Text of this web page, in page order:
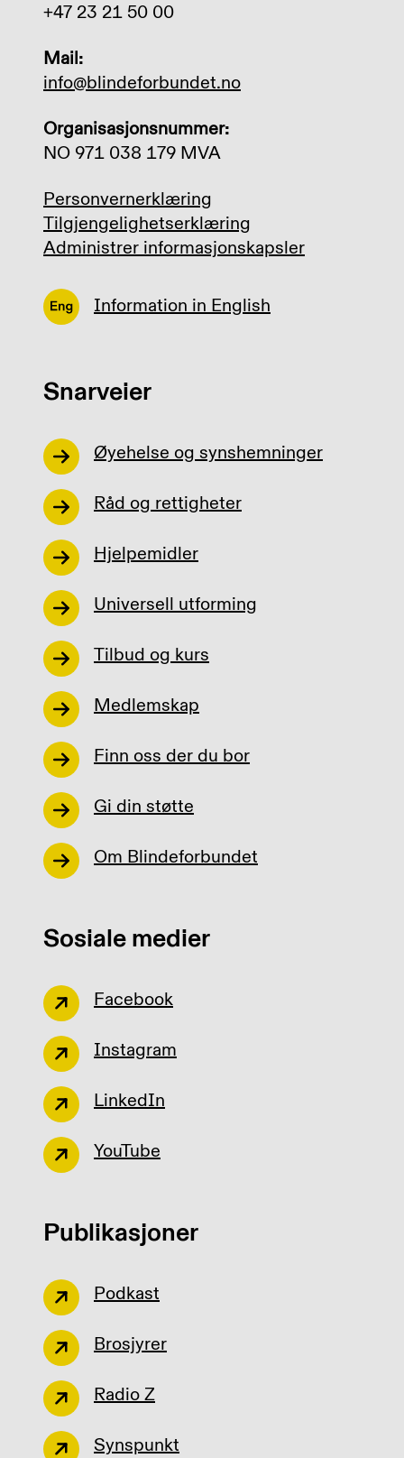
+47 23 21 50 00
Mail:
info@blindeforbundet.no
Organisasjonsnummer:
NO 971 038 179 MVA
Personvernerklæring
Tilgjengelighetserklæring
Administrer informasjonskapsler
Information in English
Snarveier
Øyehelse og synshemninger
Råd og rettigheter
Hjelpemidler
Universell utforming
Tilbud og kurs
Medlemskap
Finn oss der du bor
Gi din støtte
Om Blindeforbundet
Sosiale medier
Facebook
Instagram
LinkedIn
YouTube
Publikasjoner
Podkast
Brosjyrer
Radio Z
Synspunkt